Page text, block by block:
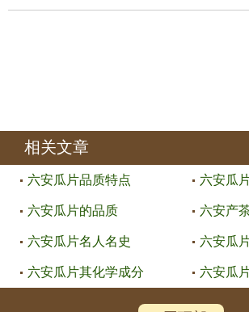
相关文章
六安瓜片品质特点 六安瓜
六安瓜片的品质 六安产
六安瓜片名人名史 六安瓜
六安瓜片其化学成分 六安瓜